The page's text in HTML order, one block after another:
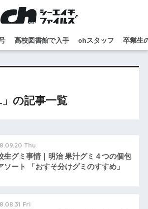
高校図書館で入手 chスタッフ 卒業生
」の記事一覧
Thu
生グミ事情｜明治 果汁グミ４つの個包
ソート 「おすそ分けグミのすすめ」
Fri